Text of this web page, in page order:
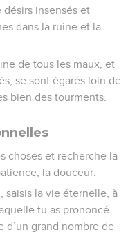
insensés et
dans la ruine et la
de tous les maux, et
se sont égarés loin de
bien des tourments.
choses et recherche la
la douceur.
saisis la vie éternelle, à
tu as prononcé
d’un grand nombre de